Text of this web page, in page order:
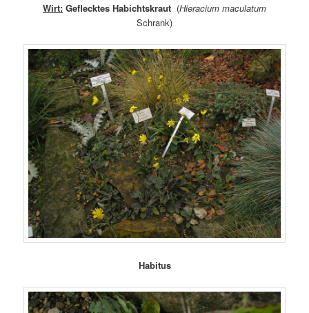
Wirt: Geflecktes Habichtskraut (Hieracium maculatum
Schrank)
Habitus